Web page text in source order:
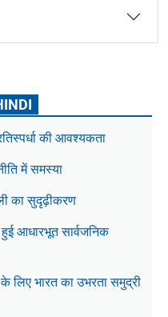
की आवश्यकता
में समस्या
का सुदृढ़ीकरण
हुई आधारभूत सार्वजनिक
लिए भारत का उभरता समुद्री